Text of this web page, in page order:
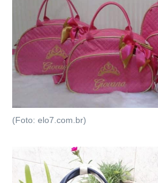
(Foto: elo7.com.br)